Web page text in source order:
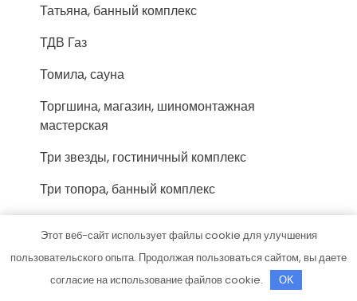
Татьяна, банный комплекс
ТДВ Газ
Томила, сауна
Торгшина, магазин, шиномонтажная
мастерская
Три звезды, гостиничный комплекс
Три топора, банный комплекс
Тринити
Тройка, сауна
У Володи, гостиничный комплекс
Этот веб-сайт использует файлы cookie для улучшения
пользовательского опыта. Продолжая пользоваться сайтом, вы даете
согласие на использование файлов cookie.
OK